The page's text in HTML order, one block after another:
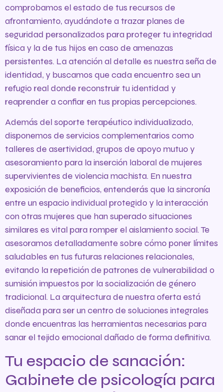
comprobamos el estado de tus recursos de
afrontamiento, ayudándote a trazar planes de
seguridad personalizados para proteger tu integridad
física y la de tus hijos en caso de amenazas
persistentes. La atención al detalle es nuestra seña de
identidad, y buscamos que cada encuentro sea un
refugio real donde reconstruir tu identidad y
reaprender a confiar en tus propias percepciones.
Además del soporte terapéutico individualizado,
disponemos de servicios complementarios como
talleres de asertividad, grupos de apoyo mutuo y
asesoramiento para la inserción laboral de mujeres
supervivientes de violencia machista. En nuestra
exposición de beneficios, entenderás que la sincronía
entre un espacio individual protegido y la interacción
con otras mujeres que han superado situaciones
similares es vital para romper el aislamiento social. Te
asesoramos detalladamente sobre cómo poner límites
saludables en tus futuras relaciones relacionales,
evitando la repetición de patrones de vulnerabilidad o
sumisión impuestos por la socialización de género
tradicional. La arquitectura de nuestra oferta está
diseñada para ser un centro de soluciones integrales
donde encuentras las herramientas necesarias para
sanar el tejido emocional dañado de forma definitiva.
Tu espacio de sanación:
Gabinete de psicología para